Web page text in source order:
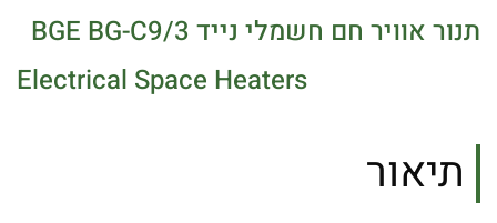
תנור אוויר חם חשמלי נייד BGE BG-C9/3
Electrical Space Heaters
תיאור